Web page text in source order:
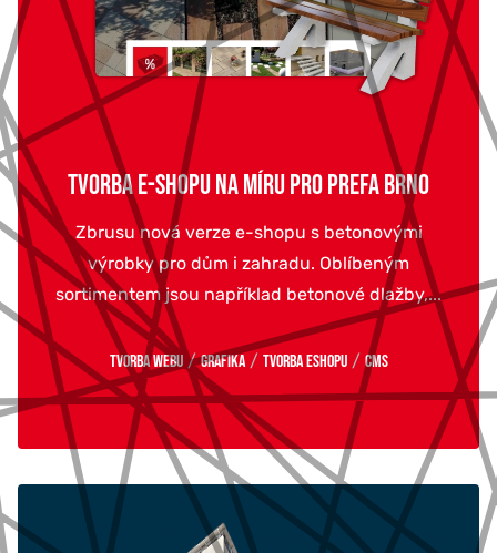
TVORBA E-SHOPU NA MÍRU PRO PREFA BRNO
Zbrusu nová verze e-shopu s betonovými
výrobky pro dům i zahradu. Oblíbeným
sortimentem jsou například betonové dlažby,...
Tvorba webu / Grafika / Tvorba eshopu / CMS